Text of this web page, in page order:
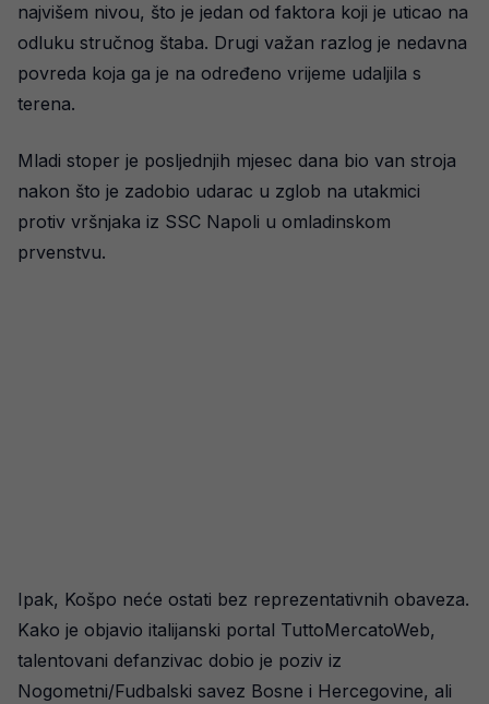
najvišem nivou, što je jedan od faktora koji je uticao na
odluku stručnog štaba. Drugi važan razlog je nedavna
povreda koja ga je na određeno vrijeme udaljila s
terena.
Mladi stoper je posljednjih mjesec dana bio van stroja
nakon što je zadobio udarac u zglob na utakmici
protiv vršnjaka iz SSC Napoli u omladinskom
prvenstvu.
Ipak, Košpo neće ostati bez reprezentativnih obaveza.
Kako je objavio italijanski portal TuttoMercatoWeb,
talentovani defanzivac dobio je poziv iz
Nogometni/Fudbalski savez Bosne i Hercegovine, ali